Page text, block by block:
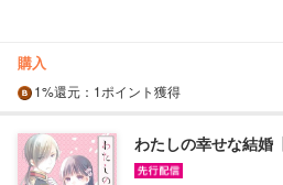
購入
1%還元 ：1ポイント獲得
わたしの幸せな結婚